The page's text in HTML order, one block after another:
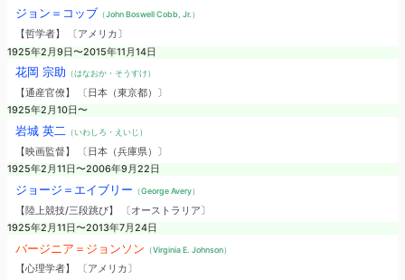
ジョン＝コッブ （John Boswell Cobb, Jr.）
【哲学者】 〔アメリカ〕
1925年2月9日〜2015年11月14日
花岡 宗助 （はなおか・そうすけ）
【通産官僚】 〔日本（東京都）〕
1925年2月10日〜
岩城 英二 （いわしろ・えいじ）
【映画監督】 〔日本（兵庫県）〕
1925年2月11日〜2006年9月22日
ジョージ＝エイブリー （George Avery）
【陸上競技/三段跳び】 〔オーストラリア〕
1925年2月11日〜2013年7月24日
バージニア＝ジョンソン （Virginia E. Johnson）
【心理学者】 〔アメリカ〕